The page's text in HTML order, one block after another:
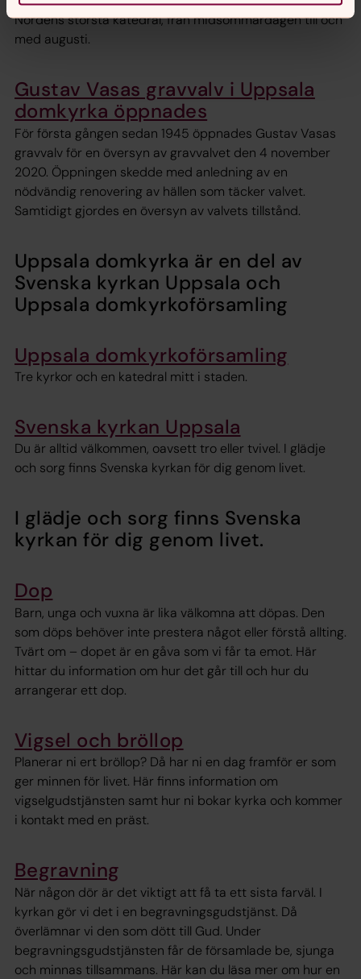
Nordens största katedral, från midsommardagen till och
med augusti.
Gustav Vasas gravvalv i Uppsala
domkyrka öppnades
För första gången sedan 1945 öppnades Gustav Vasas
gravvalv för en översyn av gravvalvet den 4 november
2020. Öppningen skedde med anledning av en
nödvändig renovering av hällen som täcker valvet.
Samtidigt gjordes en översyn av valvets tillstånd.
Uppsala domkyrka är en del av
Svenska kyrkan Uppsala och
Uppsala domkyrkoförsamling
Uppsala domkyrkoförsamling
Tre kyrkor och en katedral mitt i staden.
Svenska kyrkan Uppsala
Du är alltid välkommen, oavsett tro eller tvivel. I glädje
och sorg finns Svenska kyrkan för dig genom livet.
I glädje och sorg finns Svenska
kyrkan för dig genom livet.
Dop
Barn, unga och vuxna är lika välkomna att döpas. Den
som döps behöver inte prestera något eller förstå allting.
Tvärt om – dopet är en gåva som vi får ta emot. Här
hittar du information om hur det går till och hur du
arrangerar ett dop.
Vigsel och bröllop
Planerar ni ert bröllop? Då har ni en dag framför er som
ger minnen för livet. Här finns information om
vigselgudstjänsten samt hur ni bokar kyrka och kommer
i kontakt med en präst.
Begravning
När någon dör är det viktigt att få ta ett sista farväl. I
kyrkan gör vi det i en begravningsgudstjänst. Då
överlämnar vi den som dött till Gud. Under
begravningsgudstjänsten får de församlade be, sjunga
och minnas tillsammans. Här kan du läsa mer om hur en